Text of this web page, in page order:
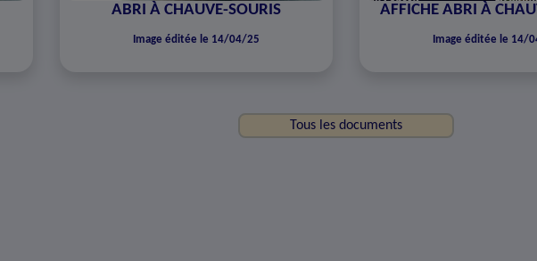
ABRI À CHAUVE-SOURIS
Image éditée le 14/04/25
AFFICHE ABRI À
Image éditée le 14/
Tous les documents